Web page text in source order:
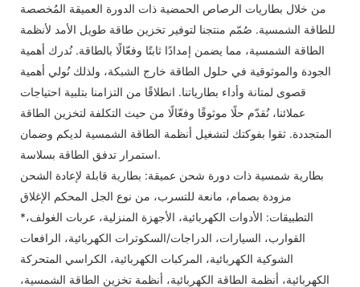
من خلال بطاريات الرصاص الحمضية ذات الدورة العميقة المُخصصة
للطاقة الشمسية. صُمّم منتجنا لتوفير تخزين طاقة طويل الأمد لأنظمة
الطاقة الشمسية، مما يضمن إمدادًا ثابتًا وفعّالًا بالطاقة. نُدرك أهمية
الجودة والموثوقية في حلول الطاقة خارج الشبكة، ولذلك نُولي أهمية
قصوى لمتانة وأداء بطارياتنا. انطلاقًا من التزامنا بتلبية احتياجات
عملائنا، نُقدّم حلًا موثوقًا وفعّالًا من حيث التكلفة لتخزين الطاقة
المتجددة. ثقوا بفوكتك لتشغيل أنظمة الطاقة الشمسية لديكم وضمان
استمرار تدفق الطاقة بسلاسة.
بطارية شمسية ذات دورة شحن عميقة: بطارية قابلة لإعادة الشحن
مزودة بصمام، مانعة للتسرب، من نوع الجل المحكم الإغلاق
*التطبيقات: الأدوات الكهربائية، الأجهزة المنزلية، عربات الغولف،
القوارب، السيارات، الدراجات/السكوترات الكهربائية، الرافعات
الشوكية الكهربائية، المركبات الكهربائية، الكراسي المتحركة
الكهربائية، أنظمة الطاقة الكهربائية، أنظمة تخزين الطاقة الشمسية،